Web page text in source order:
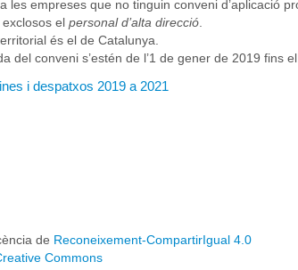
les empreses que no tinguin conveni d’aplicació
el personal d’alta direcció
és el de Catalunya.
del conveni s’estén de l’1 de gener de 2019 fins
i despatxos 2019 a 2021
de Reconeixement-CompartirIgual 4.0
Commons